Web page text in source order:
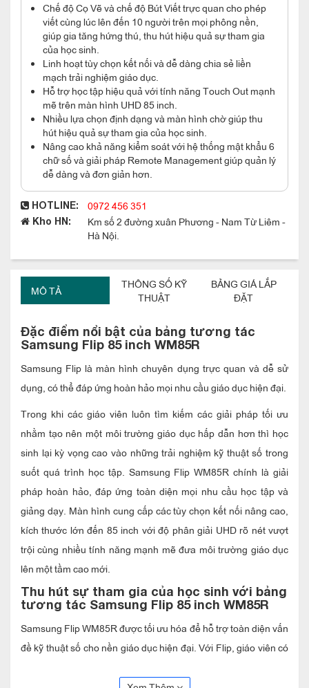
Chế độ Cọ Vẽ và chế độ Bút Viết trực quan cho phép
viết cùng lúc lên đến 10 người trên mọi phông nền,
giúp gia tăng hứng thú, thu hút hiệu quả sự tham gia
của học sinh.
Linh hoạt tùy chọn kết nối và dễ dàng chia sẻ liền
mạch trải nghiệm giáo dục.
Hỗ trợ học tập hiệu quả với tính năng Touch Out mạnh
mẽ trên màn hình UHD 85 inch.
Nhiều lựa chọn định dạng và màn hình chờ giúp thu
hút hiệu quả sự tham gia của học sinh.
Nâng cao khả năng kiểm soát với hệ thống mật khẩu 6
chữ số và giải pháp Remote Management giúp quản lý
dễ dàng và đơn giản hơn.
HOTLINE: 0972 456 351
Kho HN:
Km số 2 đường xuân Phương - Nam Từ Liêm -
Hà Nội.
MÔ TẢ
THÔNG SỐ KỸ
THUẬT
BẢNG GIÁ LẮP
ĐẶT
Đặc điểm nổi bật của bảng tương tác
Samsung Flip 85 inch WM85R
Samsung Flip là màn hình chuyên dụng trực quan và dễ sử
dụng, có thể đáp ứng hoàn hảo mọi nhu cầu giáo dục hiện đại.
Trong khi các giáo viên luôn tìm kiếm các giải pháp tối ưu
nhằm tạo nên một môi trường giáo dục hấp dẫn hơn thì học
sinh lại kỳ vọng cao vào những trải nghiệm kỹ thuật số trong
suốt quá trình học tập. Samsung Flip WM85R chính là giải
pháp hoàn hảo, đáp ứng toàn diện mọi nhu cầu học tập và
giảng dạy. Màn hình cung cấp các tùy chọn kết nối nâng cao,
kích thước lớn đến 85 inch với độ phân giải UHD rõ nét vượt
trội cùng nhiều tính năng mạnh mẽ đưa môi trường giáo dục
lên một tầm cao mới.
Thu hút sự tham gia của học sinh với bảng
tương tác Samsung Flip 85 inch WM85R
Samsung Flip WM85R được tối ưu hóa để hỗ trợ toàn diện vấn
đề kỹ thuật số cho nền giáo dục hiện đại. Với Flip, giáo viên có